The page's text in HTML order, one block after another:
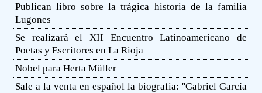
Publican libro sobre la trágica historia de la familia
Lugones
Se realizará el XII Encuentro Latinoamericano de
Poetas y Escritores en La Rioja
Nobel para Herta Müller
Sale a la venta en español la biografia: ''Gabriel García